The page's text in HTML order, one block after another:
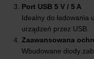
Port USB 5 V / 5 A
Idealny do ładowania
urządzeń przez USB.
Zaawansowana
Wbudowane diody